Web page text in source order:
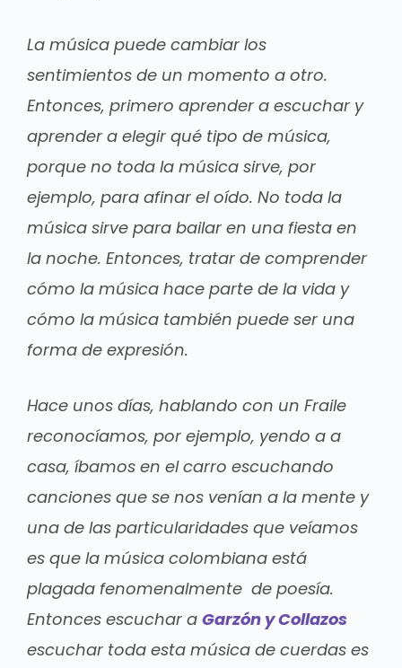
La música puede cambiar los
sentimientos de un momento a otro.
Entonces, primero aprender a escuchar y
aprender a elegir qué tipo de música,
porque no toda la música sirve, por
ejemplo, para afinar el oído. No toda la
música sirve para bailar en una fiesta en
la noche. Entonces, tratar de comprender
cómo la música hace parte de la vida y
cómo la música también puede ser una
forma de expresión.
Hace unos días, hablando con un Fraile
reconocíamos, por ejemplo, yendo a a
casa, íbamos en el carro escuchando
canciones que se nos venían a la mente y
una de las particularidades que veíamos
es que la música colombiana está
plagada fenomenalmente de poesía.
Entonces escuchar a Garzón y Collazos
escuchar toda esta música de cuerdas es